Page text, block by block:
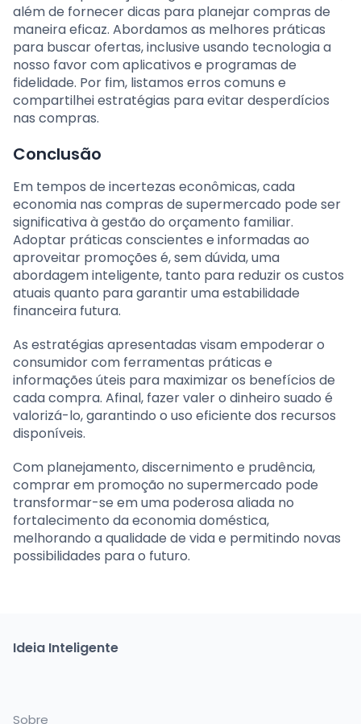
além de fornecer dicas para planejar compras de
maneira eficaz. Abordamos as melhores práticas
para buscar ofertas, inclusive usando tecnologia a
nosso favor com aplicativos e programas de
fidelidade. Por fim, listamos erros comuns e
compartilhei estratégias para evitar desperdícios
nas compras.
Conclusão
Em tempos de incertezas econômicas, cada
economia nas compras de supermercado pode ser
significativa à gestão do orçamento familiar.
Adoptar práticas conscientes e informadas ao
aproveitar promoções é, sem dúvida, uma
abordagem inteligente, tanto para reduzir os custos
atuais quanto para garantir uma estabilidade
financeira futura.
As estratégias apresentadas visam empoderar o
consumidor com ferramentas práticas e
informações úteis para maximizar os benefícios de
cada compra. Afinal, fazer valer o dinheiro suado é
valorizá-lo, garantindo o uso eficiente dos recursos
disponíveis.
Com planejamento, discernimento e prudência,
comprar em promoção no supermercado pode
transformar-se em uma poderosa aliada no
fortalecimento da economia doméstica,
melhorando a qualidade de vida e permitindo novas
possibilidades para o futuro.
Ideia Inteligente
Sobre